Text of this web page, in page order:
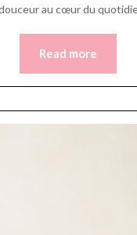
au cœur du
Read more